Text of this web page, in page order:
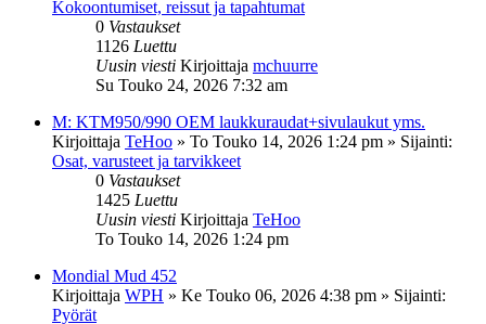
Kokoontumiset, reissut ja tapahtumat
0 Vastaukset
1126 Luettu
Uusin viesti Kirjoittaja mchuurre
Su Touko 24, 2026 7:32 am
M: KTM950/990 OEM laukkuraudat+sivulaukut yms.
Kirjoittaja TeHoo » To Touko 14, 2026 1:24 pm » Sijainti:
Osat, varusteet ja tarvikkeet
0 Vastaukset
1425 Luettu
Uusin viesti Kirjoittaja TeHoo
To Touko 14, 2026 1:24 pm
Mondial Mud 452
Kirjoittaja WPH » Ke Touko 06, 2026 4:38 pm » Sijainti:
Pyörät